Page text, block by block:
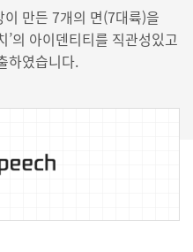
만든 7개의 면(7대륙)을
’의 아이덴티티를 직관성있고
하였습니다.